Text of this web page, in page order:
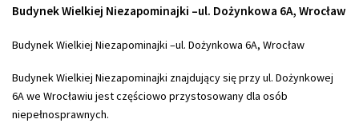
Budynek Wielkiej Niezapominajki –ul. Dożynkowa 6A, Wrocław
Budynek Wielkiej Niezapominajki –ul. Dożynkowa 6A, Wrocław
Budynek Wielkiej Niezapominajki znajdujący się przy ul. Dożynkowej
6A we Wrocławiu jest częściowo przystosowany dla osób
niepełnosprawnych.